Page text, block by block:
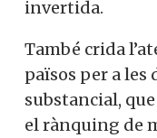
invertida.
També crida
països per a
substancial,
el rànquing de